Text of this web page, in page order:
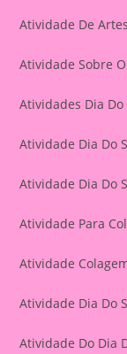
Atividade De
Atividade Sobre
Atividades Dia
Atividade Dia Do
Atividade Dia Do
Atividade Para
Atividade
Atividade Dia Do
Atividade Do Dia